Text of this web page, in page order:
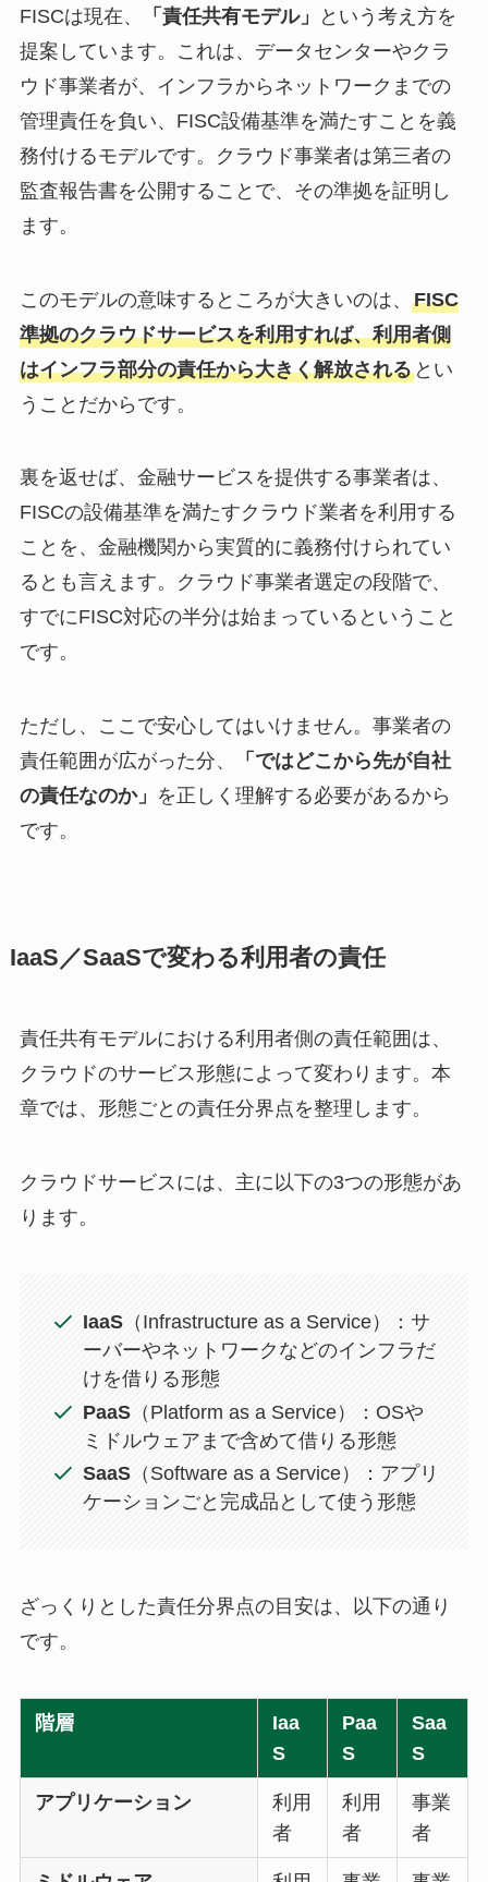
FISCは現在、 「責任共有モデル」
という考え方を
提案しています。これは、データセンターやクラ
ウド事業者が、インフラからネットワークまでの
管理責任を負い、FISC設備基準を満たすことを義
務付けるモデルです。クラウド事業者は第三者の
監査報告書を公開することで、その準拠を証明し
ます。
このモデルの意味するところが大きいのは、 FISC
準拠のクラウドサービスを利用すれば、利用者側
はインフラ部分の責任から大きく解放されるとい
うことだからです。
裏を返せば、金融サービスを提供する事業者は、
FISCの設備基準を満たすクラウド業者を利用する
ことを、金融機関から実質的に義務付けられてい
るとも言えます。クラウド事業者選定の段階で、
すでにFISC対応の半分は始まっているということ
です。
ただし、ここで安心してはいけません。事業者の
責任範囲が広がった分、
「ではどこから先が自社
の責任なのか」 を正しく理解する必要があるから
です。
IaaS／SaaSで変わる利用者の責任
責任共有モデルにおける利用者側の責任範囲は、
クラウドのサービス形態によって変わります。本
章では、形態ごとの責任分界点を整理します。
クラウドサービスには、主に以下の3つの形態があ
ります。
IaaS （Infrastructure as a Service）：サ
ーバーやネットワークなどのインフラだ
けを借りる形態
PaaS （Platform as a Service）：OSや
ミドルウェアまで含めて借りる形態
SaaS （Software as a Service）：アプリ
ケーションごと完成品として使う形態
ざっくりとした責任分界点の目安は、以下の通り
です。
階層
Iaa
S
Paa
S
Saa
S
アプリケーション
利用
者
利用
者
事業
者